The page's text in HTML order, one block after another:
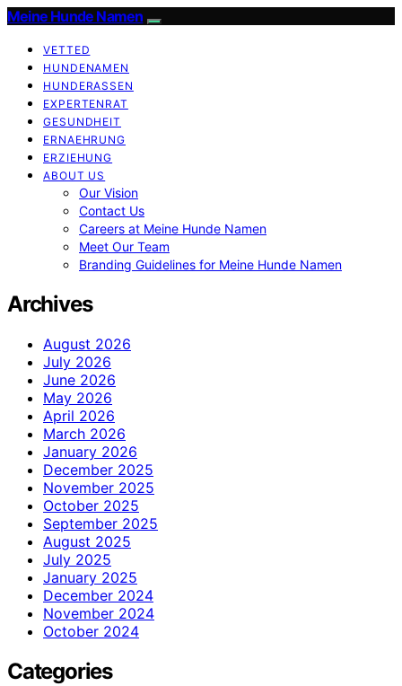
Meine Hunde Namen
VETTED
HUNDENAMEN
HUNDERASSEN
EXPERTENRAT
GESUNDHEIT
ERNAEHRUNG
ERZIEHUNG
ABOUT US
Our Vision
Contact Us
Careers at Meine Hunde Namen
Meet Our Team
Branding Guidelines for Meine Hunde Namen
Archives
August 2026
July 2026
June 2026
May 2026
April 2026
March 2026
January 2026
December 2025
November 2025
October 2025
September 2025
August 2025
July 2025
January 2025
December 2024
November 2024
October 2024
Categories